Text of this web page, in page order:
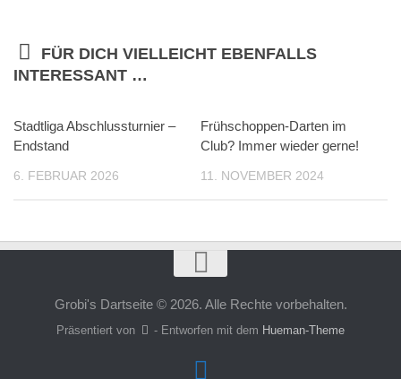
FÜR DICH VIELLEICHT EBENFALLS
INTERESSANT …
Stadtliga Abschlussturnier –
Endstand
6. FEBRUAR 2026
Frühschoppen-Darten im
Club? Immer wieder gerne!
11. NOVEMBER 2024
Grobi's Dartseite © 2026. Alle Rechte vorbehalten.
Präsentiert von - Entworfen mit dem Hueman-Theme